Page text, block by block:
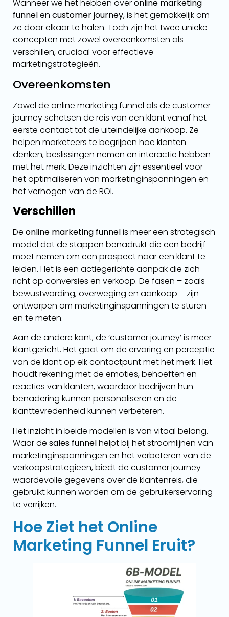
Wanneer we het hebben overonline marketing
funnelen customer journey, is het gemakkelijk om
ze door elkaar te halen. Toch zijn het twee unieke
concepten met zowel overeenkomsten als
verschillen, cruciaal voor effectieve
marketingstrategieën.
Overeenkomsten
Zowel de online marketing funnel als de customer
journey schetsen de reis van een klant vanaf het
eerste contact tot de uiteindelijke aankoop. Ze
helpen marketeers te begrijpen hoe klanten
denken, beslissingen nemen en interactie hebben
met het merk. Deze inzichten zijn essentieel voor
het optimaliseren van marketinginspanningen en
het verhogen van de ROI.
Verschillen
De online marketing funnelis meer een strategisch
model dat de stappen benadrukt die een bedrijf
moet nemen om een prospect naar een klant te
leiden. Het is een actiegerichte aanpak die zich
richt op conversies en verkoop. De fasen – zoals
bewustwording, overweging en aankoop – zijn
ontworpen om marketinginspanningen te sturen
en te meten.
Aan de andere kant, de ‘customer journey’ is meer
klantgericht. Het gaat om de ervaring en perceptie
van de klant op elk contactpunt met het merk. Het
houdt rekening met de emoties, behoeften en
reacties van klanten, waardoor bedrijven hun
benadering kunnen personaliseren en de
klanttevredenheid kunnen verbeteren.
Het inzicht in beide modellen is van vitaal belang.
Waar de sales funnelhelpt bij het stroomlijnen van
marketinginspanningen en het verbeteren van de
verkoopstrategieën, biedt de customer journey
waardevolle gegevens over de klantenreis, die
gebruikt kunnen worden om de gebruikerservaring
te verrijken.
Hoe Ziet het Online
Marketing Funnel Eruit?